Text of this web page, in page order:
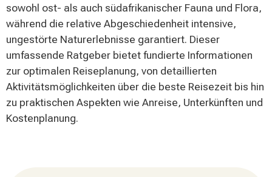
sowohl ost- als auch südafrikanischer Fauna und Flora,
während die relative Abgeschiedenheit intensive,
ungestörte Naturerlebnisse garantiert. Dieser
umfassende Ratgeber bietet fundierte Informationen
zur optimalen Reiseplanung, von detaillierten
Aktivitätsmöglichkeiten über die beste Reisezeit bis hin
zu praktischen Aspekten wie Anreise, Unterkünften und
Kostenplanung.